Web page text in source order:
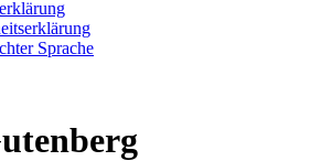
Sprache